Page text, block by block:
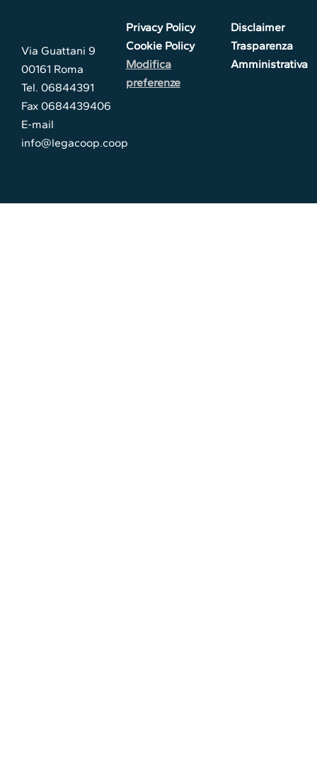
Via Guattani 9
00161 Roma
Tel. 06844391
Fax 0684439406
E-mail
info@legacoop.coop
Privacy Policy
Cookie Policy
Modifica
preferenze
Disclaimer
Trasparenza
Amministrativa